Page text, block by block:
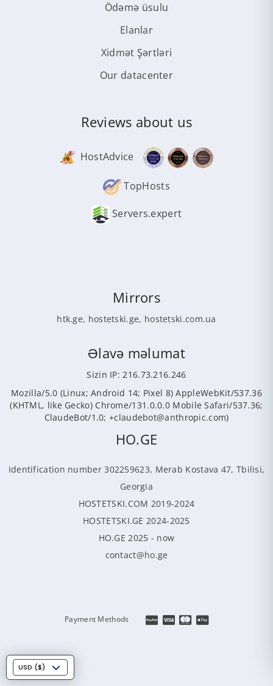
Ödəmə üsulu
Elanlar
Xidmət Şərtləri
Our datacenter
Reviews about us
HostAdvice
TopHosts
Servers.expert
Mirrors
htk.ge, hostetski.ge, hostetski.com.ua
Əlavə məlumat
Sizin IP: 216.73.216.246
Mozilla/5.0 (Linux; Android 14; Pixel 8) AppleWebKit/537.36
(KHTML, like Gecko) Chrome/131.0.0.0 Mobile Safari/537.36;
ClaudeBot/1.0; +claudebot@anthropic.com)
HO.GE
Identification number 302259623, Merab Kostava 47, Tbilisi,
Georgia
HOSTETSKI.COM 2019-2024
HOSTETSKI.GE 2024-2025
HO.GE 2025 - now
contact@ho.ge
Payment Methods